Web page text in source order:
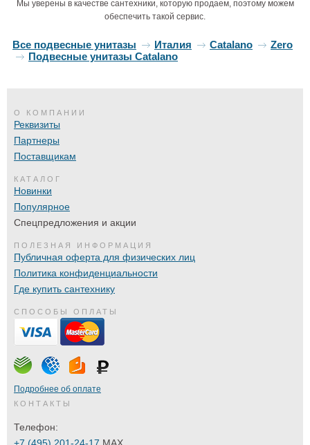
Мы уверены в качестве сантехники, которую продаем, поэтому можем
обеспечить такой сервис.
Все подвесные унитазы Италия Catalano
Zero
Подвесные унитазы Catalano
О КОМПАНИИ
Реквизиты
Партнеры
Поставщикам
КАТАЛОГ
Новинки
Популярное
Спецпредложения и акции
ПОЛЕЗНАЯ ИНФОРМАЦИЯ
Публичная оферта для физических лиц
Политика конфиденциальности
Где купить сантехнику
СПОСОБЫ ОПЛАТЫ
Подробнее об оплате
КОНТАКТЫ
Телефон: